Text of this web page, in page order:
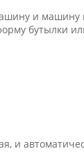
и
бутылки
и